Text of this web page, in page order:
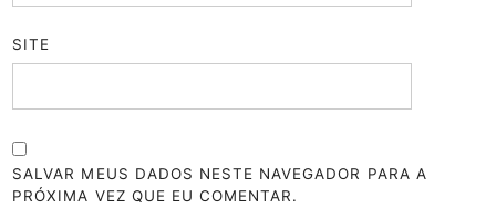
SITE
SALVAR MEUS DADOS NESTE NAVEGADOR PARA A
PRÓXIMA VEZ QUE EU COMENTAR.